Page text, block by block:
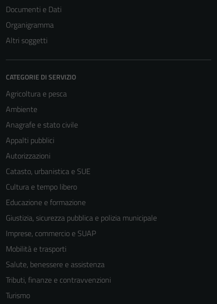
Documenti e Dati
Organigramma
Altri soggetti
CATEGORIE DI SERVIZIO
Agricoltura e pesca
Ambiente
Anagrafe e stato civile
Appalti pubblici
Autorizzazioni
Catasto, urbanistica e SUE
Cultura e tempo libero
Educazione e formazione
Giustizia, sicurezza pubblica e polizia municipale
Imprese, commercio e SUAP
Mobilità e trasporti
Salute, benessere e assistenza
Tributi, finanze e contravvenzioni
Turismo